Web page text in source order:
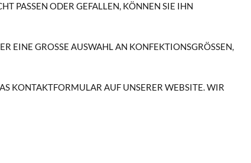
PASSEN ODER GEFALLEN, KÖNNEN SIE IHN
GROSSE AUSWAHL AN KONFEKTIONSGRÖSSEN, SOD
KONTAKTFORMULAR AUF UNSERER WEBSITE. WIR